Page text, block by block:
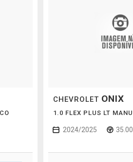
CHEVROLET ONIX
1.0 FLEX PLUS LT
2024/2025